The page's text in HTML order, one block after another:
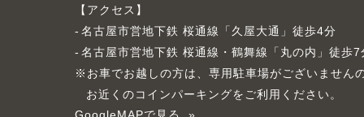
アクセス
名古屋市営地下鉄 桜通線「久屋大通」徒歩4分
名古屋市営地下鉄 桜通線・鶴舞線「丸の内」徒歩7
※お車でお越しの方は、専用駐車場がございません
お近くのコインパーキングをご利用ください。